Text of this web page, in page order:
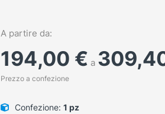
A partire da:
194,00 € a
Prezzo a confezione
Confezione: 1 pz